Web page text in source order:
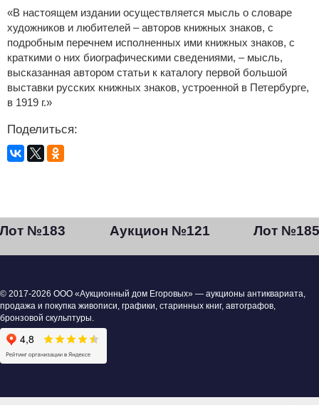
«В настоящем издании осуществляется мысль о словаре
художников и любителей – авторов книжных знаков, с
подробным перечнем исполненных ими книжных знаков, с
краткими о них биографическими сведениями, – мысль,
высказанная автором статьи к каталогу первой большой
выставки русских книжных знаков, устроенной в Петербурге,
в 1919 г.»
Поделиться:
Лот №183 Аукцион №121 Лот №185
© 2017-2026 ООО «Аукционный дом Егоровых» — аукционы антиквариата,
продажа и покупка живописи, графики, старинных книг, автографов,
бронзовой скульптуры.